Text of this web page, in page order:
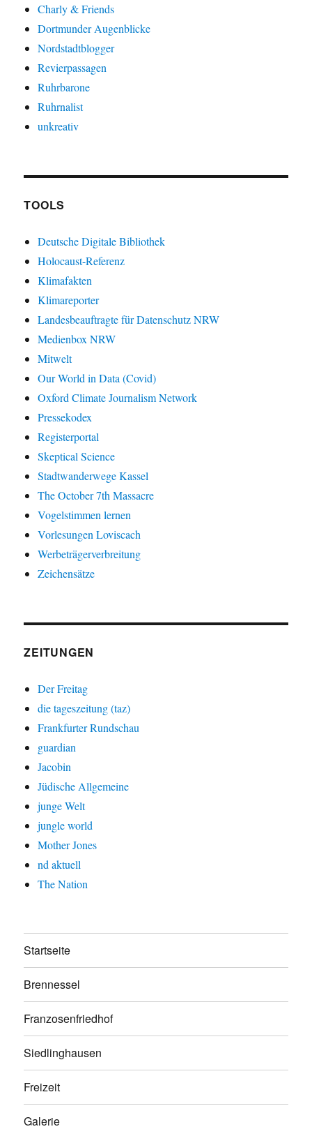
Charly & Friends
Dortmunder Augenblicke
Nordstadtblogger
Revierpassagen
Ruhrbarone
Ruhrnalist
unkreativ
TOOLS
Deutsche Digitale Bibliothek
Holocaust-Referenz
Klimafakten
Klimareporter
Landesbeauftragte für Datenschutz NRW
Medienbox NRW
Mitwelt
Our World in Data (Covid)
Oxford Climate Journalism Network
Pressekodex
Registerportal
Skeptical Science
Stadtwanderwege Kassel
The October 7th Massacre
Vogelstimmen lernen
Vorlesungen Loviscach
Werbeträgerverbreitung
Zeichensätze
ZEITUNGEN
Der Freitag
die tageszeitung (taz)
Frankfurter Rundschau
guardian
Jacobin
Jüdische Allgemeine
junge Welt
jungle world
Mother Jones
nd aktuell
The Nation
Startseite
Brennessel
Franzosenfriedhof
Siedlinghausen
Freizeit
Galerie